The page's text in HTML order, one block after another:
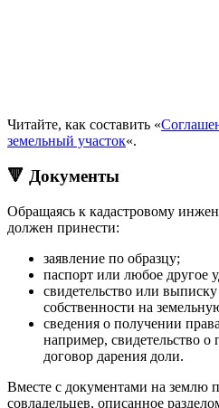
Читайте, как составить «
земельный участок«.
🔻 Документы
Обращаясь к кадастровому
должен принести:
заявление по образцу;
паспорт или любое другое
свидетельство или
собственности на
сведения о получении
например, свидетельство о
договор дарения доли.
Вместе с документами на землю
совладельцев, описанное